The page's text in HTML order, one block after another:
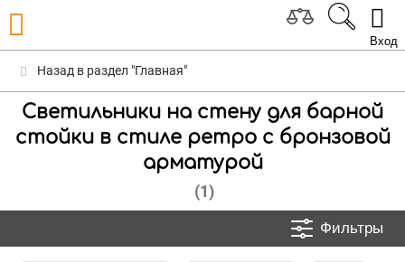
Вход
Назад в раздел "Главная"
Светильники на стену для барной
стойки в стиле ретро с бронзовой
арматурой
(1)
Фильтры